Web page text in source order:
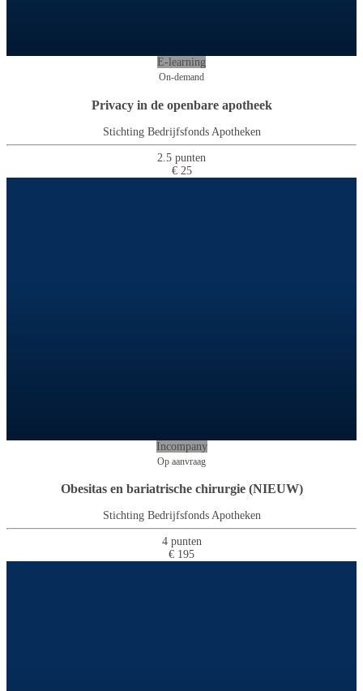
E-learning
On-demand
Privacy in de openbare apotheek
Stichting Bedrijfsfonds Apotheken
2.5 punten
€ 25
Incompany
Op aanvraag
Obesitas en bariatrische chirurgie (NIEUW)
Stichting Bedrijfsfonds Apotheken
4 punten
€ 195